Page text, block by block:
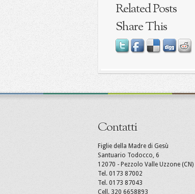
Related Posts
Share This
Contatti
Figlie della Madre di Gesù
Santuario Todocco, 6
12070 - Pezzolo Valle Uzzone (CN)
Tel. 0173 87002
Tel. 0173 87043
Cell. 320 6658893